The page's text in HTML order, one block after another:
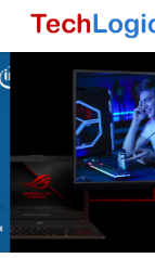
Skip
main